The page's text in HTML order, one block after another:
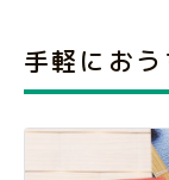
手軽にお